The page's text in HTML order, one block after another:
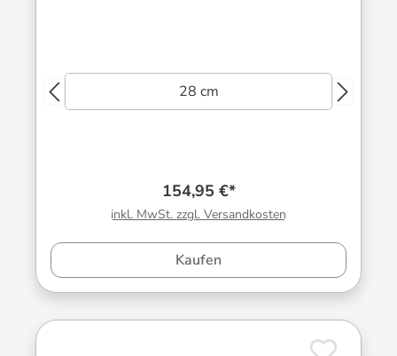
28 cm
154,95 €*
inkl. MwSt. zzgl. Versandkosten
Kaufen